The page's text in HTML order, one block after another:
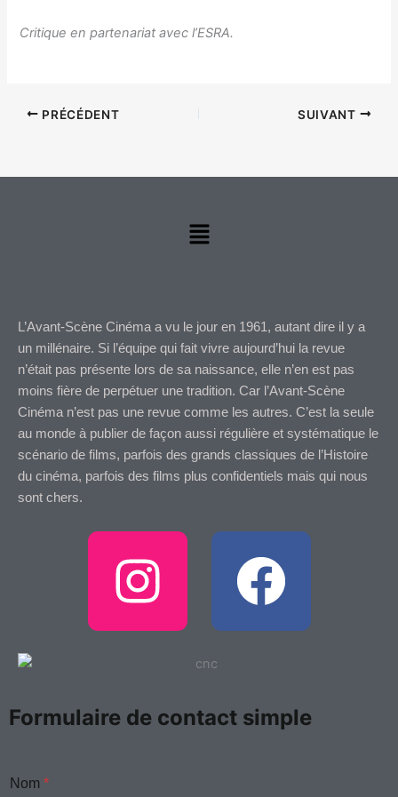
Critique en partenariat avec l’ESRA.
PRÉCÉDENT SUIVANT
Menu
L’Avant-Scène Cinéma a vu le jour en 1961, autant dire il y a
un millénaire. Si l’équipe qui fait vivre aujourd’hui la revue
n’était pas présente lors de sa naissance, elle n’en est pas
moins fière de perpétuer une tradition. Car l’Avant-Scène
Cinéma n’est pas une revue comme les autres. C’est la seule
au monde à publier de façon aussi régulière et systématique le
scénario de films, parfois des grands classiques de l’Histoire
du cinéma, parfois des films plus confidentiels mais qui nous
sont chers.
I
n
t
F
a
e
Formulaire de contact simple
Nom *